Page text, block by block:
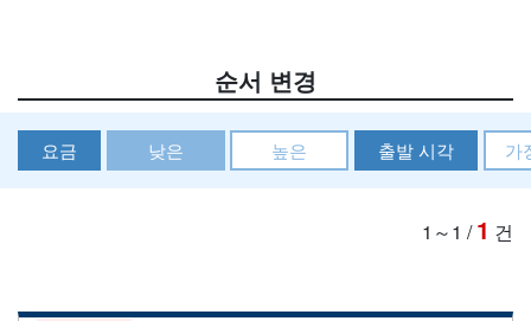
순서 변경
요금 낮은 높은 출발 시각 가
1～1 /1 건